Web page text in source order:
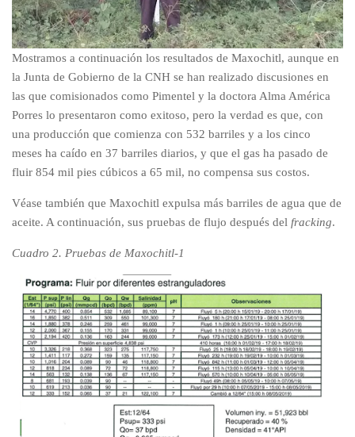
Mostramos a continuación los resultados de Maxochitl, aunque en
la Junta de Gobierno de la CNH se han realizado discusiones en
las que comisionados como Pimentel y la doctora Alma América
Porres lo presentaron como exitoso, pero la verdad es que, con
una producción que comienza con 532 barriles y a los cinco
meses ha caído en 37 barriles diarios, y que el gas ha pasado de
fluir 854 mil pies cúbicos a 65 mil, no compensa sus costos.
Véase también que Maxochitl expulsa más barriles de agua que de
aceite. A continuación, sus pruebas de flujo después del fracking.
Cuadro 2. Pruebas de Maxochitl-1